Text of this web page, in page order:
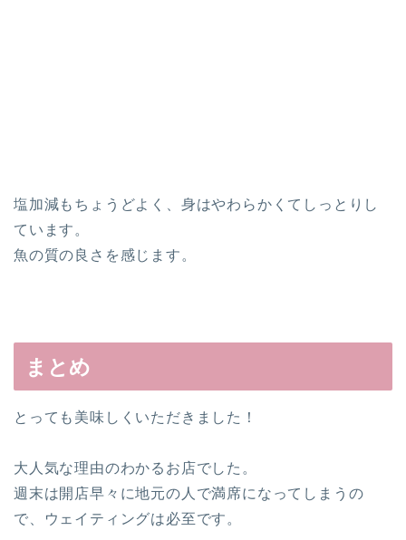
塩加減もちょうどよく、身はやわらかくてしっとりし
ています。
魚の質の良さを感じます。
まとめ
とっても美味しくいただきました！
大人気な理由のわかるお店でした。
週末は開店早々に地元の人で満席になってしまうの
で、ウェイティングは必至です。